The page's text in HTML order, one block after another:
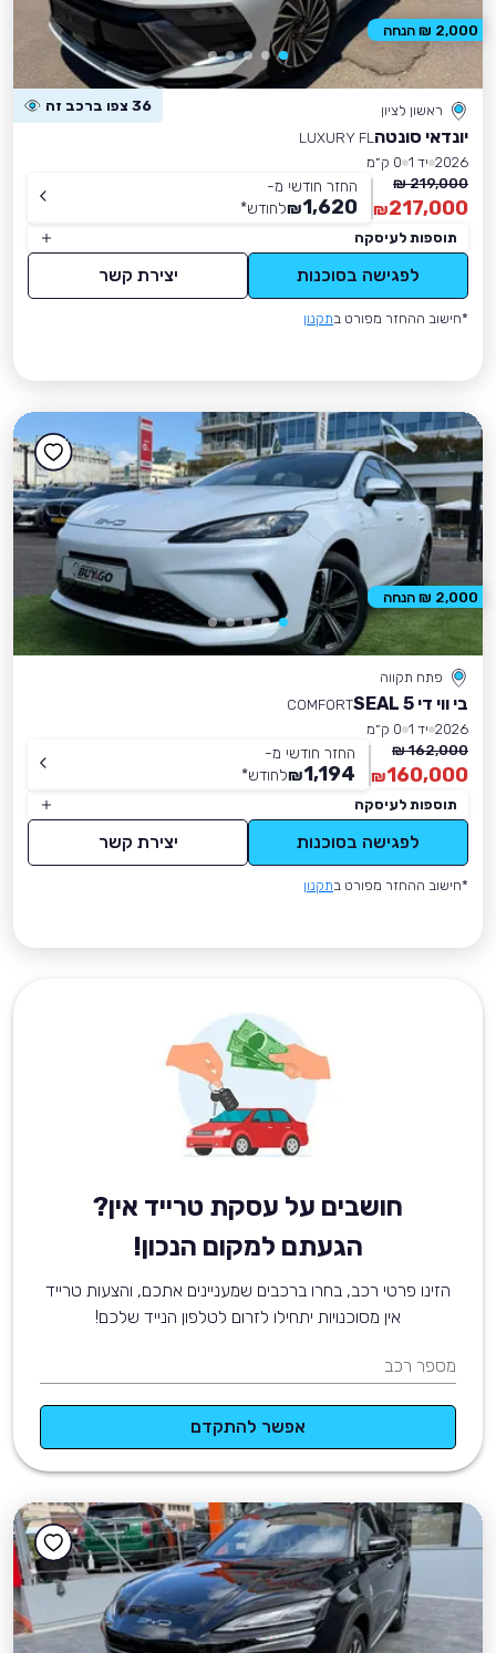
ראשון לציון 36 צפו ברכב זה
יונדאי סונטה LUXURY FL
2026 יד 1
0 ק״מ
219,000 ₪
217,000
₪
החזר חודשי מ-
1,620
₪לחודש*
תוספות לעיסקה
לפגישה בסוכנות יצירת קשר
*חישוב ההחזר מפורט בתקנון
2,000 ₪ הנחה
פתח תקווה
בי ווי די SEAL 5
COMFORT
2026 יד 1
0 ק״מ
162,000 ₪
160,000
₪
החזר חודשי מ-
1,194
₪לחודש*
תוספות לעיסקה
לפגישה בסוכנות יצירת קשר
*חישוב ההחזר מפורט בתקנון
2,000 ₪ הנחה
חושבים על עסקת טרייד אין?
הגעתם למקום הנכון!
הזינו פרטי רכב, בחרו ברכבים שמעניינים אתכם, והצעות טרייד
אין מסוכנויות יתחילו לזרום לטלפון הנייד שלכם!
מספר רכב
אפשר להתקדם